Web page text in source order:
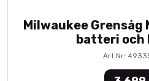
Milwaukee Grensåg
batteri och
Art.Nr: